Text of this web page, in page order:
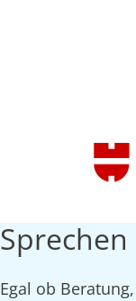
Egal ob